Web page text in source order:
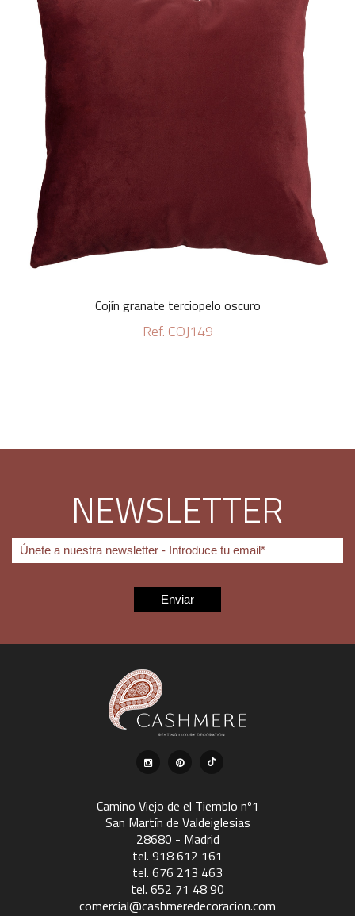
Cojín granate terciopelo oscuro
Ref. COJ149
NEWSLETTER
Camino Viejo de el Tiemblo nº1
San Martín de Valdeiglesias
28680 - Madrid
tel. 918 612 161
tel. 676 213 463
tel. 652 71 48 90
comercial@cashmeredecoracion.com